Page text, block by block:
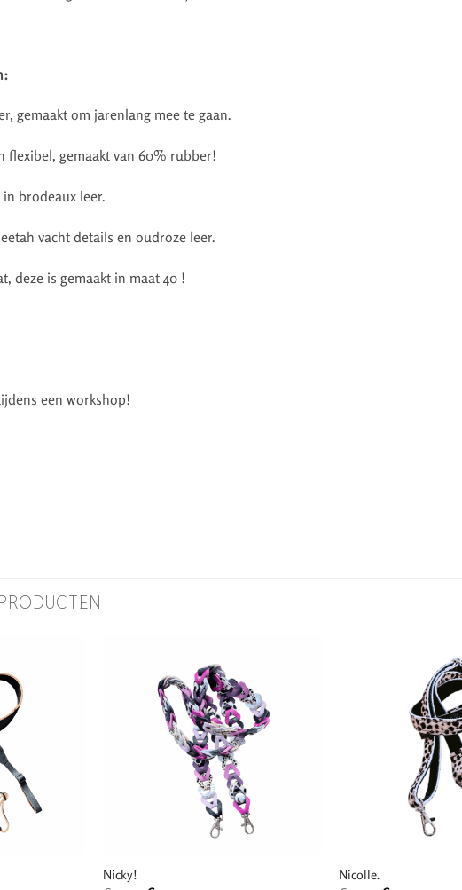
gemaakt om jarenlang mee te gaan.
flexibel, gemaakt van 60% rubber!
brodeaux leer.
vacht details en oudroze leer.
deze is gemaakt in maat 40 !
een workshop!
Nicky!
Nicolle.